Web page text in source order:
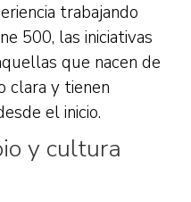
trabajando
500, las iniciativas
que nacen de
clara y tienen
el inicio.
y cultura